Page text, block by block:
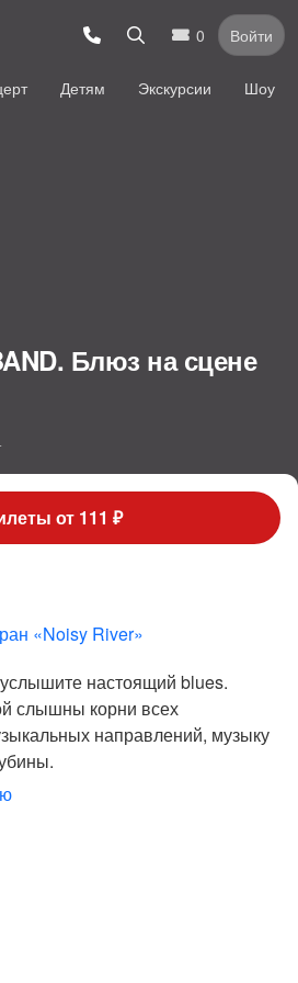
0 Войти
Детям Экскурсии Шоу
Блюз на сцене
от 111 ₽
«Noisy River»
настоящий blues.
слышны корни всех
направлений, музыку
Jam Band – настоящие корифеи
Stevie Ray Vaughan, Eric